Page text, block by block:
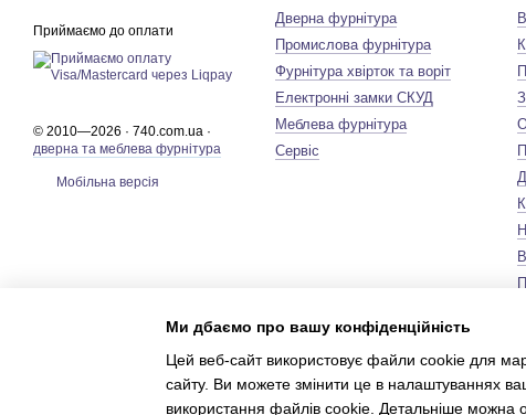
Приймаємо до оплати
© 2010—2026 · 740.com.ua ·
дверна та меблева фурнітура
Мобільна версія
Дверна фурнітура
Промислова фурнітура
Фурнітура хвірток та воріт
Електронні замки СКУД
Меблева фурнітура
Сервіс
Ми дбаємо про вашу конфіденційність
Цей веб-сайт використовує файли cookie для
сайту. Ви можете змінити це в налаштуваннях
використання файлів cookie. Детальніше можна